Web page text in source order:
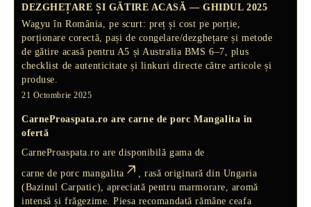
DEZGHEȚARE ȘI GĂTIRE ACASĂ — GHIDUL 2025
Wagyu în România, pe scurt: preț și cost pe porție,
porționare corectă, pași de congelare/dezghețare și metode
de gătire acasă pentru A5 și Australia BMS 6–7, plus
checklist de autenticitate și linkuri directe către articole și
produse.
21 Octombrie 2025
CarneProaspata.ro arecarne de porc Mangalita în
ofertă
CarneProaspata.ro are disponibilă gama de
carne de porc mangalita
, rasă originară din Ungaria
(Bazinul Carpatic), apreciată pentru marmorare, aromă
intensă și frăgezime. Piesa recomandată rămâneceafa